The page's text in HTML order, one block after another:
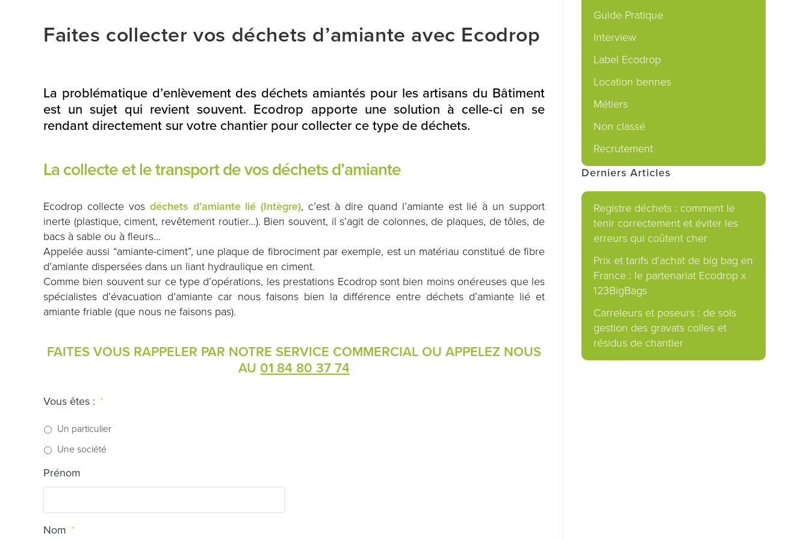
Faites collecter vos déchets d’amiante avec Ecodrop
La problématique d’enlèvement des déchets amiantés pour les artisans du Bâtiment
est un sujet qui revient souvent. Ecodrop apporte une solution à celle-ci en se
rendant directement sur votre chantier pour collecter ce type de déchets.
La collecte et le transport de vos déchets d’amiante
Ecodrop collecte vos déchets d’amiante lié (Intègre), c’est à dire quand l’amiante est lié à un support
inerte (plastique, ciment, revêtement routier…). Bien souvent, il s’agit de colonnes, de plaques, de tôles, de
bacs à sable ou à fleurs…
Appelée aussi “amiante-ciment”, une plaque de fibrociment par exemple, est un matériau constitué de fibre
d’amiante dispersées dans un liant hydraulique en ciment.
Comme bien souvent sur ce type d’opérations, les prestations Ecodrop sont bien moins onéreuses que les
spécialistes d’évacuation d’amiante car nous faisons bien la différence entre déchets d’amiante lié et
amiante friable (que nous ne faisons pas).
FAITES VOUS RAPPELER PAR NOTRE SERVICE COMMERCIAL OU APPELEZ NOUS
AU 01 84 80 37 74
Vous êtes : *
Un particulier
Une société
Prénom
Nom *
Guide Pratique
Interview
Label Ecodrop
Location bennes
Métiers
Non classé
Recrutement
Derniers Articles
Registre déchets : comment le
tenir correctement et éviter les
erreurs qui coûtent cher
Prix et tarifs d’achat de big bag en
France : le partenariat Ecodrop x
123BigBags
Carreleurs et poseurs : de sols
gestion des gravats colles et
résidus de chantier